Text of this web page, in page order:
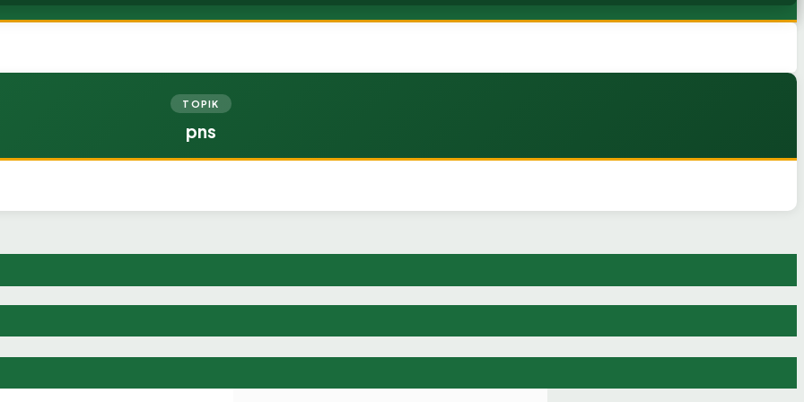
TOPIK
pns
Administrasi Pembangunan Ucapkan Selamat kepada Dimas Muhammad Aqil, S.I.P dan Ikrimatul Ulumiyyah, S.